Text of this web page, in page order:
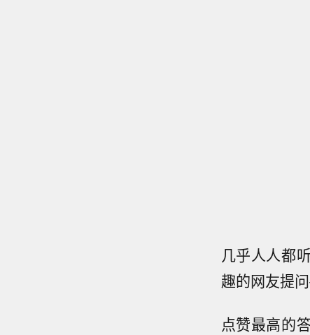
几乎人人都
趣的网友提
点赞最高的